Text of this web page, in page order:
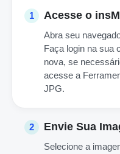
1 Acesse o
Abra seu
Faça login na sua
nova, se
acesse a
JPG.
2 Envie Sua
Selecione a